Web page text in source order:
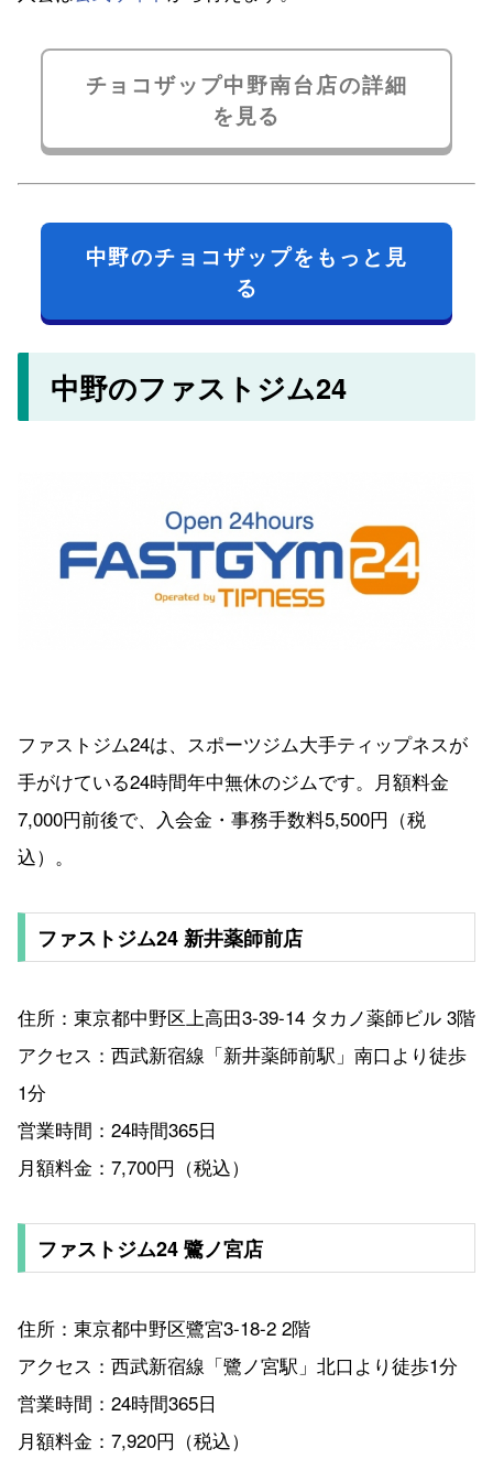
チョコザップ中野南台店の詳細
を見る
中野のチョコザップをもっと見
る
中野のファストジム24
ファストジム24は、スポーツジム大手ティップネスが
手がけている24時間年中無休のジムです。月額料金
7,000円前後で、入会金・事務手数料5,500円（税
込）。
ファストジム24 新井薬師前店
住所：東京都中野区上高田3-39-14 タカノ薬師ビル 3階
アクセス：西武新宿線「新井薬師前駅」南口より徒歩
1分
営業時間：24時間365日
月額料金：7,700円（税込）
ファストジム24 鷺ノ宮店
住所：東京都中野区鷺宮3-18-2 2階
アクセス：西武新宿線「鷺ノ宮駅」北口より徒歩1分
営業時間：24時間365日
月額料金：7,920円（税込）